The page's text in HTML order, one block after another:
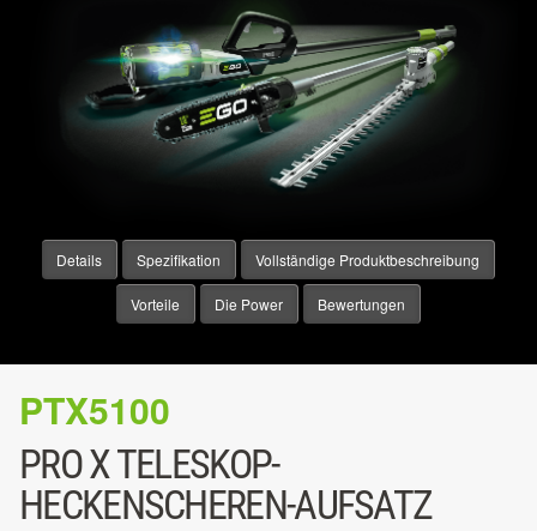
Details Spezifikation Vollständige Produktbeschreibung
Vorteile Die Power Bewertungen
PTX5100
PRO X TELESKOP-
HECKENSCHEREN-AUFSATZ